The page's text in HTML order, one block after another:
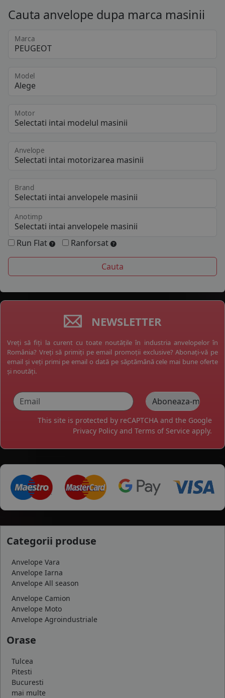
Cauta anvelope dupa marca masinii
Marca
Model
Motor
Anvelope
Brand
Anotimp
Run Flat Ranforsat
NEWSLETTER
Vreți să fiți la curent cu toate noutățile în industria anvelopelor în
România? Vreți să primiți pe email promoții exclusive? Abonați-vă pe
email și veți primi pe email o dată pe săptămână cele mai bune oferte
și noutăți.
This site is protected by reCAPTCHA and the Google
Privacy Policy and Terms of Service apply.
Categorii produse
Anvelope Vara
Anvelope Iarna
Anvelope All season
Anvelope Camion
Anvelope Moto
Anvelope Agroindustriale
Orase
Tulcea
Pitesti
Bucuresti
mai multe